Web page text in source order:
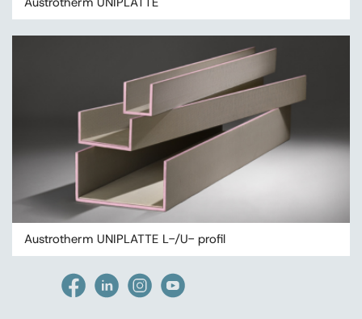
Austrotherm UNIPLATTE L-/U- profil